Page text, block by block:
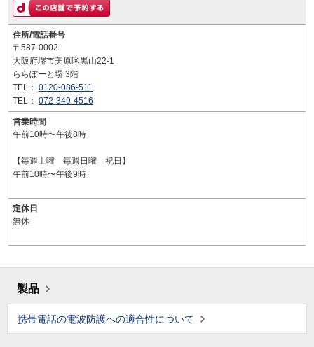
住所/電話番号
〒587-0002
大阪府堺市美原区黒山22-1
ららぽーと堺 3階
TEL： 0120-086-511
TEL： 072-349-4516
営業時間
午前10時〜午後8時
【毎週土曜 毎週日曜 祝日】
午前10時〜午後9時
定休日
無休
製品
携帯電話の電波防護への適合性について